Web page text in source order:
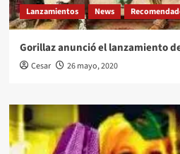
Lanzamientos News
Gorillaz anunció el lanzamiento
Cesar 26 mayo, 2020